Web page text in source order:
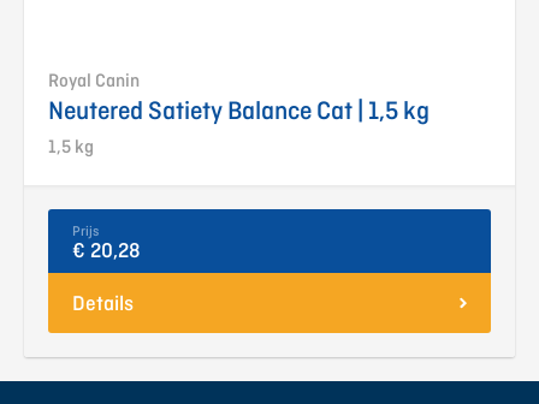
Royal Canin
Neutered Satiety Balance Cat | 1,5 kg
1,5 kg
Prijs
€ 20,28
Details